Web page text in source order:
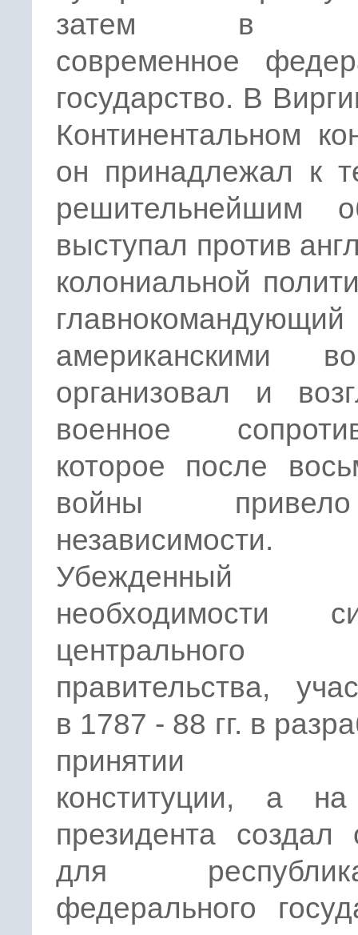
затем в
современное
государство. В
Континентальном
он принадлежал к
решительнейшим
выступал против
колониальной
главнокомандующий
американскими
организовал и
военное
которое после
войны
независимости.
необходимости
центрального
правительства,
в 1787 - 88 гг. в
принятии
конституции, а
президента создал
для
федерального